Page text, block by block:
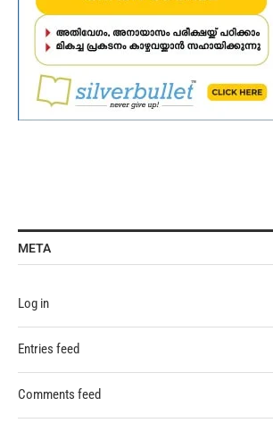
META
Log in
Entries feed
Comments feed